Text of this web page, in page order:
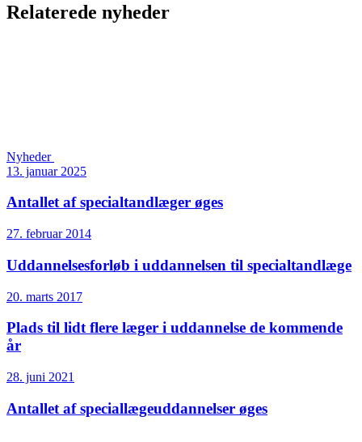
Relaterede nyheder
Nyheder
13. januar 2025
Antallet af specialtandlæger øges
27. februar 2014
Uddannelsesforløb i uddannelsen til specialtandlæge
20. marts 2017
Plads til lidt flere læger i uddannelse de kommende
år
28. juni 2021
Antallet af speciallæge­uddannelser øges